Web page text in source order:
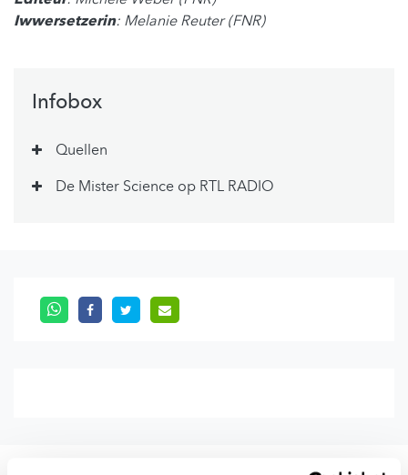
Iwwersetzerin: Melanie Reuter (FNR)
Infobox
Quellen
De Mister Science op RTL RADIO